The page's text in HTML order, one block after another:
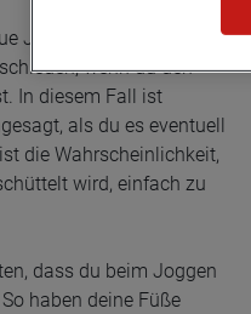
Jogging-Bestzeit
wenn du den
In diesem Fall ist
als du es eventuell
die Wahrscheinlichkeit,
wird, einfach zu
dass du beim Joggen
haben deine Füße